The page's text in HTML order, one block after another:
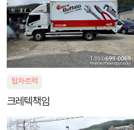
탑차·트럭
크레텍책임